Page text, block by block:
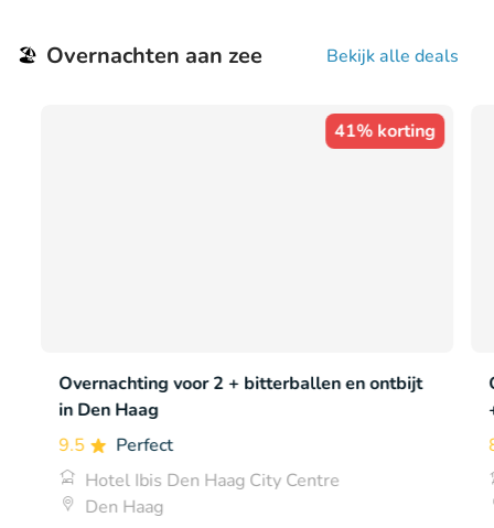
🏖️ Overnachten aan zee Bekijk alle deals
41% korting
Overnachting voor 2 + bitterballen en ontbijt
in Den Haag
9.5
Perfect
Hotel Ibis Den Haag City Centre
Den Haag